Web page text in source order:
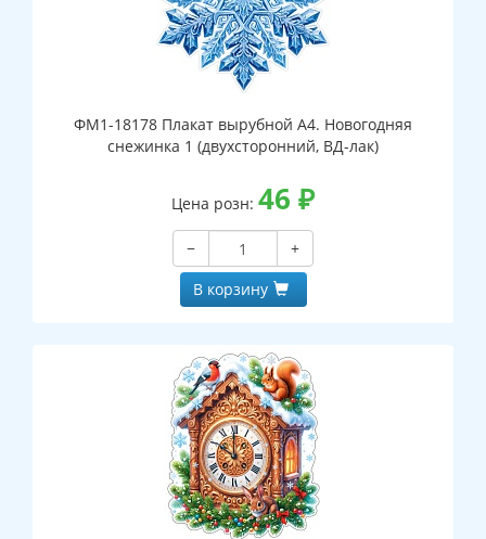
ФМ1-18178 Плакат вырубной А4. Новогодняя
снежинка 1 (двухсторонний, ВД-лак)
Цена розн: 46 ₽
−
+
В корзину